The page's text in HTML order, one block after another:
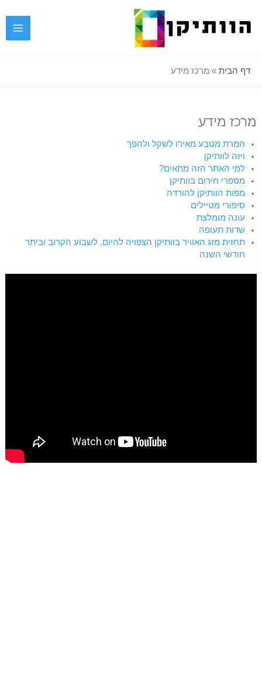
דף הבית » מרכז מידע
מרכז מידע
המרת מטבע מאירו לשקל ולהפך
ויזה לוותיקן
למי האתר הזה מתאים?
מספרי חירום בוותיקן
מפות הוותיקן להורדה
סיפורי מטיילים
עונה מומלצת
שדות תעופה
תחזית מזג האוויר בוותיקן הצפויה להיום, לשבוע הקרוב וביתר
חודשי השנה